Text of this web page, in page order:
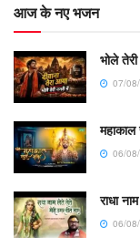
आज के नए भजन
भोले
07/
महाकाल
06/
राधा
06/